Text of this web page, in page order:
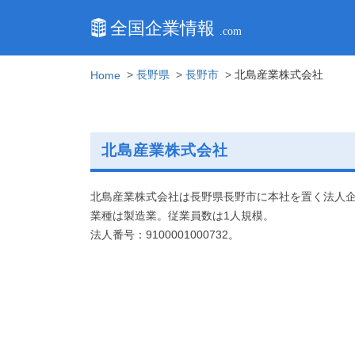
Home 長野県 長野市 北島産業株式会社
北島産業株式会社
北島産業株式会社は長野県長野市に本社を置く法人企
業種は製造業。従業員数は1人規模。
法人番号：9100001000732。